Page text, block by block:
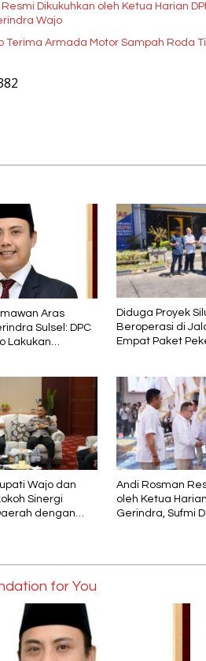
Dikukuhkan oleh Ketua Harian
Wajo
Terima Armada Motor Sampah Roda
Aras
Sulsel: DPC
Lakukan
Kader
Diduga Proyek
Beroperasi di
Empat Paket
Wajo dan
Sinergi
dengan
Andi Rosman
oleh Ketua
Gerindra, Sufmi
for You